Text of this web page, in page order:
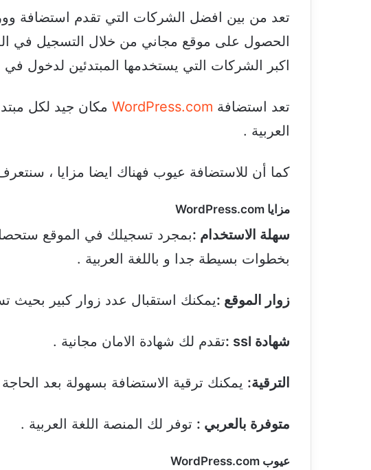
تعد من بين افضل الشركات التي تقدم استضافة
الحصول على موقع مجاني من خلال التسجيل في
اكبر الشركات التي يستخدمها المبتدئين لدخول
تعد استضافة WordPress.com مكان جيد لكل
العربية .
كما أن للاستضافة عيوب فهناك ايضا مزايا ،
مزايا WordPress.com
سهلة الاستخدام :بمجرد تسجيلك في الموقع
بخطوات بسيطة جدا و باللغة العربية .
زوار الموقع :يمكنك استقبال عدد زوار كبير
شهادة ssl : تقدم لك شهادة الامان مجانية .
الترقية: يمكنك ترقية الاستضافة بسهولة بعد الحاجة
متوفرة بالعربي : توفر لك المنصة اللغة العربية .
عيوب WordPress.com